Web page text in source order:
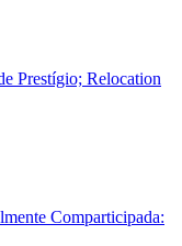
Prestígio; Relocation
Comparticipada: